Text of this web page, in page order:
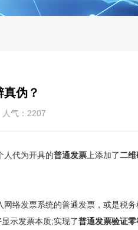
伪？
气： 2207
人代为开具的普通发票 上添加了二维
发票系统的普通发票，或是税
示发票本质;实现了普通发票验证零